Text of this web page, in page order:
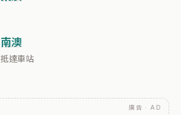
南澳
抵達車站
廣告 · AD